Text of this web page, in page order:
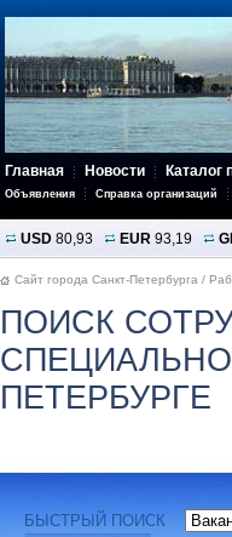
Главная Новости Каталог
Объявления Справка организаций
USD 80,93 EUR 93,19
Сайт города Санкт-Петербурга /
ПОИСК
ПЕТЕРБУРГЕ
БЫСТРЫЙ ПОИСК